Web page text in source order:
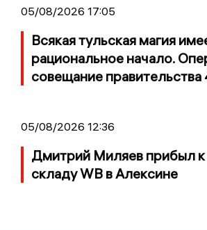
05/08/2026 17:05
Всякая тульская магия
рациональное начало.
совещание правительства
05/08/2026 12:36
Дмитрий Миляев прибыл
складу WB в Алексине